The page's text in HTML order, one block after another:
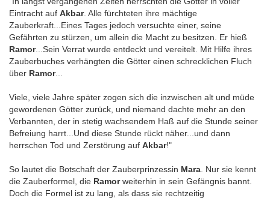
Eintracht auf Akbar. Alle fürchteten ihre mächtige
Zauberkraft...Eines Tages jedoch versuchte einer, seine
Gefährten zu stürzen, um allein die Macht zu besitzen. Er hieß
Ramor...Sein Verrat wurde entdeckt und vereitelt. Mit Hilfe ihres
Zauberbuches verhängten die Götter einen schrecklichen Fluch
über Ramor...
Viele, viele Jahre später zogen sich die inzwischen alt und müde
gewordenen Götter zurück, und niemand dachte mehr an den
Verbannten, der in stetig wachsendem Haß auf die Stunde seiner
Befreiung harrt...Und diese Stunde rückt näher...und dann
herrschen Tod und Zerstörung auf Akbar!"
So lautet die Botschaft der Zauberprinzessin Mara . Nur sie kennt
die Zauberformel, die Ramorweiterhin in sein Gefängnis bannt.
Doch die Formel ist zu lang, als dass sie rechtzeitig